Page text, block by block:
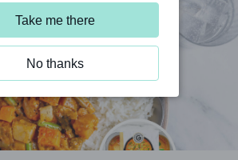
Take me there
No thanks